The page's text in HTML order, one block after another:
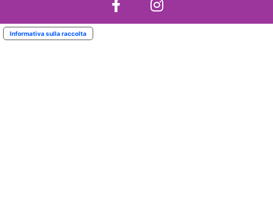
Informativa sulla raccolta